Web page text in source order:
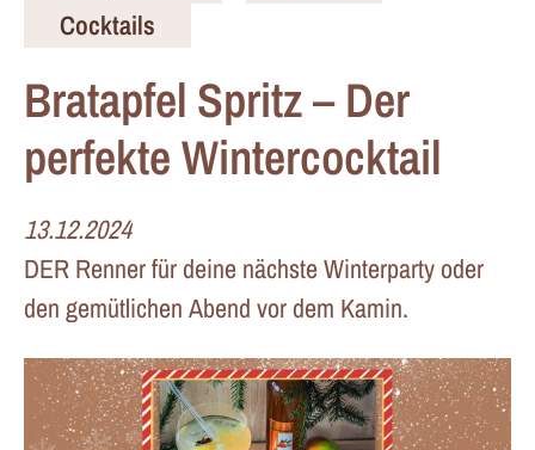
Cocktails
Bratapfel Spritz – Der
perfekte Wintercocktail
13.12.2024
DER Renner für deine nächste Winterparty oder
den gemütlichen Abend vor dem Kamin.